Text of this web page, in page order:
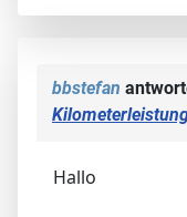
bbstefan
Hallo